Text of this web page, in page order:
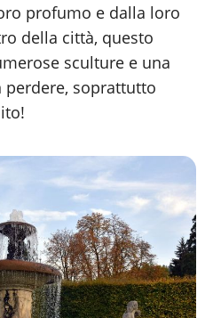
profumo e dalla loro
della città, questo
sculture e una
soprattutto